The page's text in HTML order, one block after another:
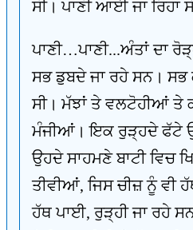
ਸੀ। ਪਾਣੀ ਆਈ ਜਾ ਰਿਹਾ
ਪਾਣੀ…ਪਾਣੀ...ਅੰਤਾਂ ਦਾ
ਸਭ ਡੁਬਦੇ ਜਾ ਰਹੇ ਸਨ।
ਸੀ। ਮੱਝਾਂ ਤੇ ਵਲਟੋਹੀਆਂ ਤੇ
ਮੰਜੀਆਂ। ਇਕ ਰੁੜ੍ਹਦੇ ਫੱਟੇ
ਉਹਦੇ ਸਾਹਮਣੇ ਬਾਟੀ ਵਿਚ
ਤੀਵੀਆਂ, ਜਿਸ ਚੀਜ਼ ਨੂੰ ਵੀ
ਹੱਥ ਪਾਈ, ਰੁੜ੍ਹੀ ਜਾ ਰਹੇ